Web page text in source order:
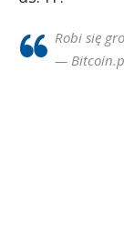
Robi się
—